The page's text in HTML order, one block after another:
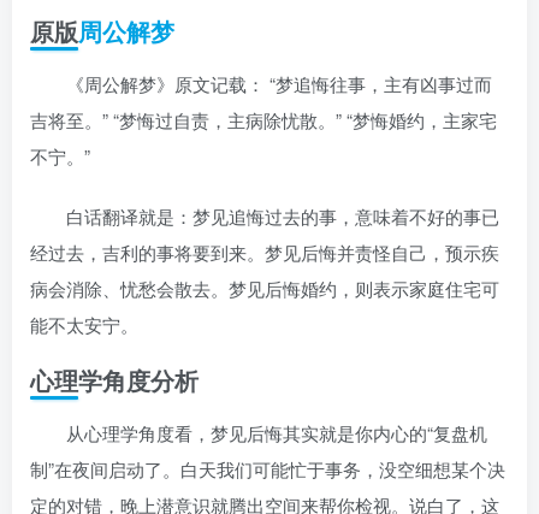
原版周公解梦
《周公解梦》原文记载： “梦追悔往事，主有凶事过而
吉将至。” “梦悔过自责，主病除忧散。” “梦悔婚约，主家宅
不宁。”
白话翻译就是：梦见追悔过去的事，意味着不好的事已
经过去，吉利的事将要到来。梦见后悔并责怪自己，预示疾
病会消除、忧愁会散去。梦见后悔婚约，则表示家庭住宅可
能不太安宁。
心理学角度分析
从心理学角度看，梦见后悔其实就是你内心的“复盘机
制”在夜间启动了。白天我们可能忙于事务，没空细想某个决
定的对错，晚上潜意识就腾出空间来帮你检视。说白了，这